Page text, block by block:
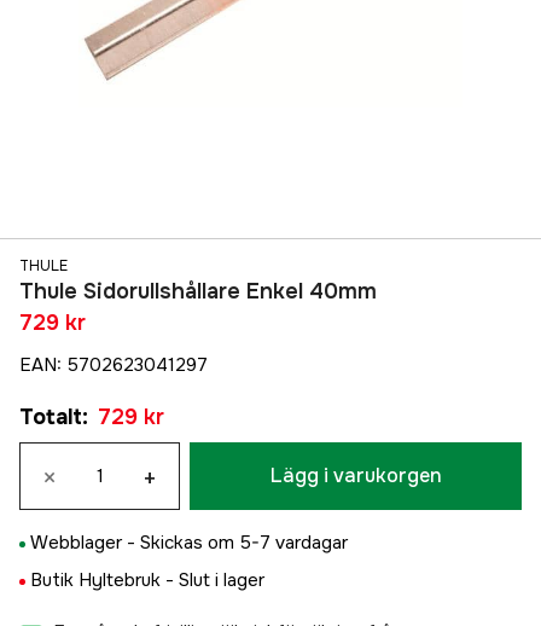
THULE
Thule Sidorullshållare Enkel 40mm
729 kr
EAN: 5702623041297
Totalt: 729 kr
× + Lägg i varukorgen
Webblager - Skickas om 5-7 vardagar
Butik Hyltebruk - Slut i lager